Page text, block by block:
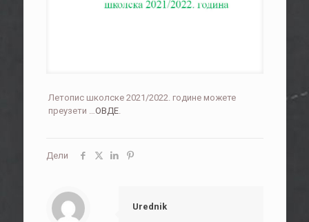
Летопис школске 2021/2022. године можете
преузети … ОВДЕ.
Дели
Urednik